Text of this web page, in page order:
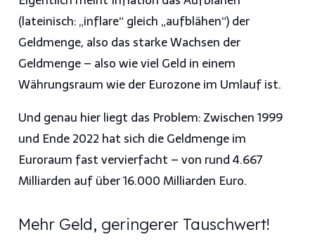
(lateinisch: „inflare“ gleich „aufblähen“) der
Geldmenge, also das starke Wachsen der
Geldmenge – also wie viel Geld in einem
Währungsraum wie der Eurozone im Umlauf ist.
Und genau hier liegt das Problem: Zwischen 1999
und Ende 2022 hat sich die Geldmenge im
Euroraum fast vervierfacht – von rund 4.667
Milliarden auf über 16.000 Milliarden Euro.
Mehr Geld, geringerer Tauschwert!